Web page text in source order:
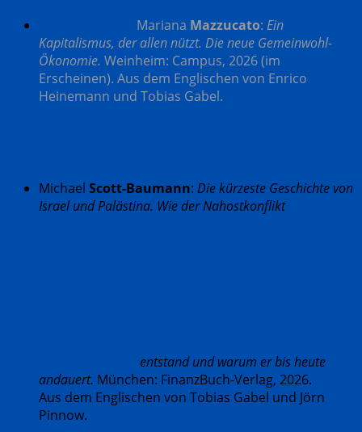
Mariana Mazzucato: Ein
Kapitalismus, der allen nützt. Die neue Gemeinwohl-
Ökonomie. Weinheim: Campus, 2026(im
Erscheinen). Aus dem Englischen von Enrico
Heinemann und Tobias Gabel.
Michael Scott-Baumann: Die kürzeste Geschichte von
Israel und Palästina. Wie der Nahostkonflikt
entstand und warum er bis heute
andauert. München: FinanzBuch-Verlag, 2026.
Aus dem Englischen von Tobias Gabel und Jörn
Pinnow.